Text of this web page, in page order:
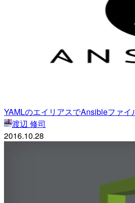
YAMLのエイリアスでAnsibleファイ
渡辺 修司
2016.10.28